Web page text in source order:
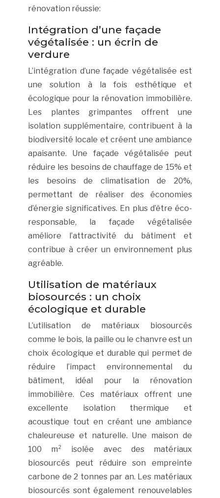
rénovation réussie:
Intégration d’une façade
végétalisée : un écrin de
verdure
L’intégration d’une façade végétalisée est
une solution à la fois esthétique et
écologique pour la rénovation immobilière.
Les plantes grimpantes offrent une
isolation supplémentaire, contribuent à la
biodiversité locale et créent une ambiance
apaisante. Une façade végétalisée peut
réduire les besoins de chauffage de 15% et
les besoins de climatisation de 20%,
permettant de réaliser des économies
d’énergie significatives. En plus d’être éco-
responsable, la façade végétalisée
améliore l’attractivité du bâtiment et
contribue à créer un environnement plus
agréable.
Utilisation de matériaux
biosourcés : un choix
écologique et durable
L’utilisation de matériaux biosourcés
comme le bois, la paille ou le chanvre est un
choix écologique et durable qui permet de
réduire l’impact environnemental du
bâtiment, idéal pour la rénovation
immobilière. Ces matériaux offrent une
excellente isolation thermique et
acoustique tout en créant une ambiance
chaleureuse et naturelle. Une maison de
100 m² isolée avec des matériaux
biosourcés peut réduire son empreinte
carbone de 2 tonnes par an. Les matériaux
biosourcés sont également renouvelables